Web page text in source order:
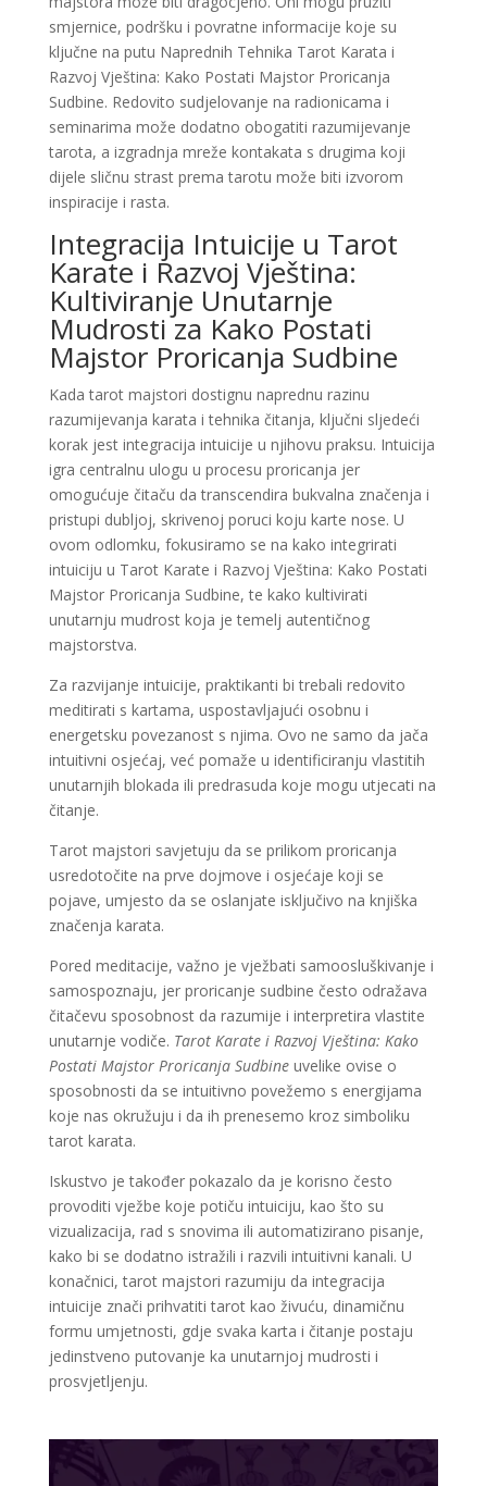
smjernice, podršku i povratne informacije koje su
ključne na putu Naprednih Tehnika Tarot Karata i
Razvoj Vještina: Kako Postati Majstor Proricanja
Sudbine. Redovito sudjelovanje na radionicama i
seminarima može dodatno obogatiti razumijevanje
tarota, a izgradnja mreže kontakata s drugima koji
dijele sličnu strast prema tarotu može biti izvorom
inspiracije i rasta.
Integracija Intuicije u Tarot
Karate i Razvoj Vještina:
Kultiviranje Unutarnje
Mudrosti za Kako Postati
Majstor Proricanja Sudbine
Kada tarot majstori dostignu naprednu razinu
razumijevanja karata i tehnika čitanja, ključni sljedeći
korak jest integracija intuicije u njihovu praksu. Intuicija
igra centralnu ulogu u procesu proricanja jer
omogućuje čitaču da transcendira bukvalna značenja i
pristupi dubljoj, skrivenoj poruci koju karte nose. U
ovom odlomku, fokusiramo se na kako integrirati
intuiciju u Tarot Karate i Razvoj Vještina: Kako Postati
Majstor Proricanja Sudbine, te kako kultivirati
unutarnju mudrost koja je temelj autentičnog
majstorstva.
Za razvijanje intuicije, praktikanti bi trebali redovito
meditirati s kartama, uspostavljajući osobnu i
energetsku povezanost s njima. Ovo ne samo da jača
intuitivni osjećaj, već pomaže u identificiranju vlastitih
unutarnjih blokada ili predrasuda koje mogu utjecati na
čitanje.
Tarot majstori savjetuju da se prilikom proricanja
usredotočite na prve dojmove i osjećaje koji se
pojave, umjesto da se oslanjate isključivo na knjiška
značenja karata.
Pored meditacije, važno je vježbati samoosluškivanje i
samospoznaju, jer proricanje sudbine često odražava
čitačevu sposobnost da razumije i interpretira vlastite
unutarnje vodiče. Tarot Karate i Razvoj Vještina: Kako
Postati Majstor Proricanja Sudbineuvelike ovise o
sposobnosti da se intuitivno povežemo s energijama
koje nas okružuju i da ih prenesemo kroz simboliku
tarot karata.
Iskustvo je također pokazalo da je korisno često
provoditi vježbe koje potiču intuiciju, kao što su
vizualizacija, rad s snovima ili automatizirano pisanje,
kako bi se dodatno istražili i razvili intuitivni kanali. U
konačnici, tarot majstori razumiju da integracija
intuicije znači prihvatiti tarot kao živuću, dinamičnu
formu umjetnosti, gdje svaka karta i čitanje postaju
jedinstveno putovanje ka unutarnjoj mudrosti i
prosvjetljenju.